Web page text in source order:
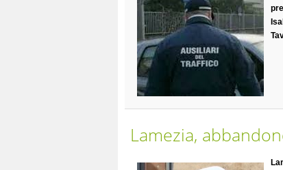
Lamezia,